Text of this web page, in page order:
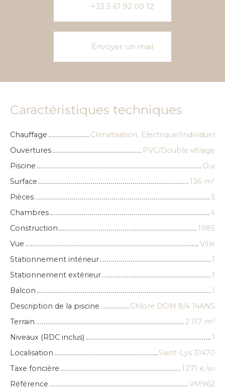
+33 5 61 92 00 12
Envoyer un mail
Caractéristiques techniques
Chauffage
Climatisation, Electrique/Individuel
Ouvertures
PVC/Double vitrage
Piscine
Oui
Surface
136 m²
Pièces
5
Chambres
4
Construction
1985
Vue
Ville
Stationnement intérieur
1
Stationnement extérieur
1
Balcon
1
Description de la piscine
Chlore DOM 8/4 14ANS
Terrain
2 117 m²
Niveaux (RDC inclus)
1
Localisation
Saint-Lys 31470
Taxe foncière
1 271 € /an
Référence VM962